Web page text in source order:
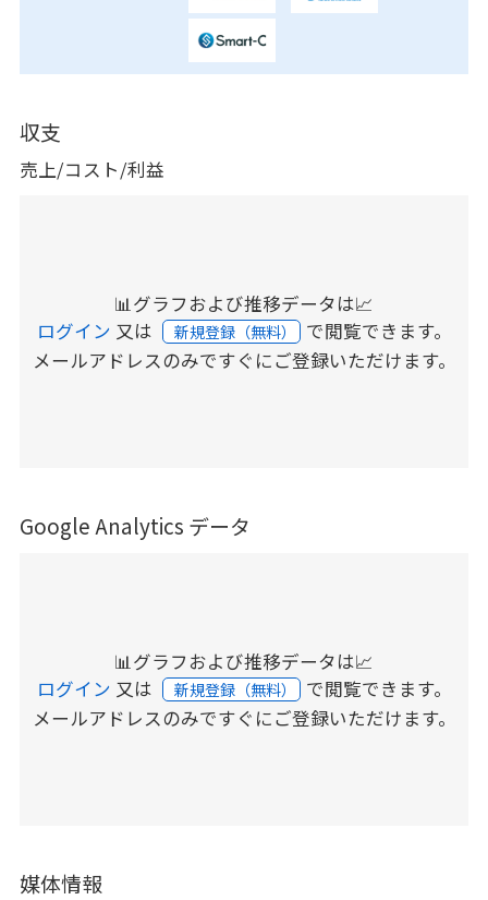
収支
売上/コスト/利益
📊グラフおよび推移データは📈
ログイン 又は 新規登録（無料） で閲覧できます。
メールアドレスのみですぐにご登録いただけます。
Google Analytics データ
📊グラフおよび推移データは📈
ログイン 又は 新規登録（無料） で閲覧できます。
メールアドレスのみですぐにご登録いただけます。
媒体情報